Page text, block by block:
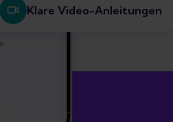
Klare Video-Anleitungen